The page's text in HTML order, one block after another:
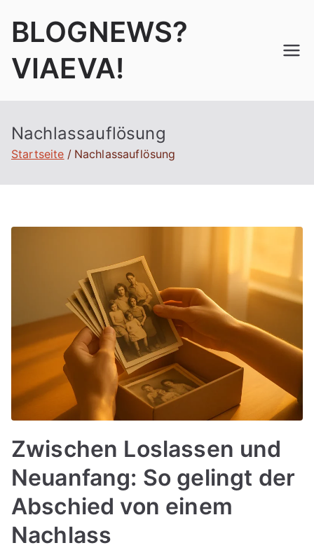
InhaltBLOGNEWS?
VIAEVA!
Nachlassauflösung
Startseite Nachlassauflösung
Zwischen Loslassen und
Neuanfang: So gelingt der
Abschied von einem
Nachlass